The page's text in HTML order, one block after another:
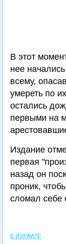
В этот
нее
всему,
умереть по
остались
первыми на
Издание
первая
назад он
проник,
сломал себе
В ИЗРАИЛЕ